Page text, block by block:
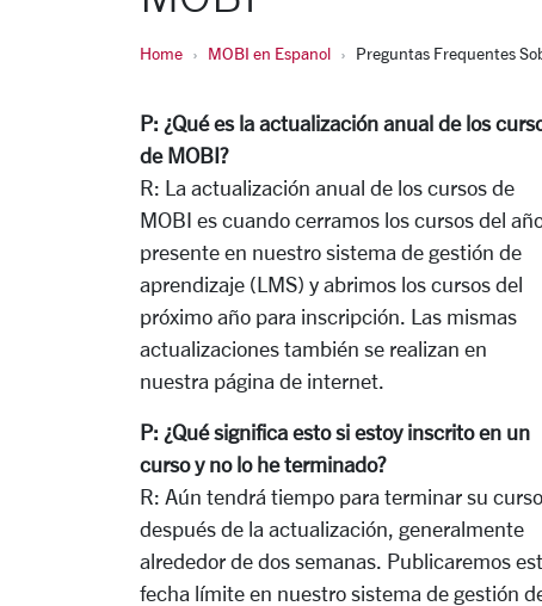
Home MOBI en Espanol Preguntas Frequentes
P: ¿Qué es la actualización anual de los
de MOBI?
R: La actualización anual de los cursos de
MOBI es cuando cerramos los cursos del
presente en nuestro sistema de gestión de
aprendizaje (LMS) y abrimos los cursos del
próximo año para inscripción. Las mismas
actualizaciones también se realizan en
nuestra página de internet.
P: ¿Qué significa esto si estoy inscrito en un
curso y no lo he terminado?
R: Aún tendrá tiempo para terminar su curso
después de la actualización, generalmente
alrededor de dos semanas. Publicaremos
fecha límite en nuestro sistema de gestión